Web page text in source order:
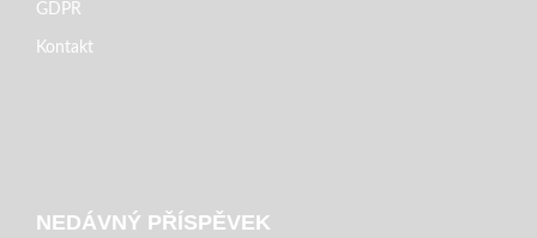
GDPR
Kontakt
NEDÁVNÝ PŘÍSPĚVEK